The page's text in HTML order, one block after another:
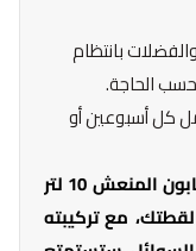
بانتظام
الحاجة.
كل أسبوعين أو
اختر ليندو كات رمل للقطط برائحة الصابون المنعش 10 لتر
مع تركيبته